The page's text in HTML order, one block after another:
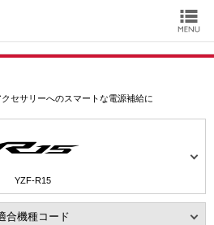
セサリーへのスマートな電源補給に
YZF-R15
合機種コード